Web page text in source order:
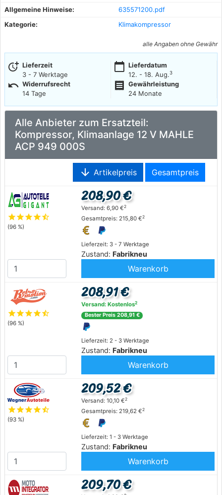
Allgemeine Hinweise:
635571200.pdf
Kategorie:
Klimakompressor
alle Angaben ohne Gewähr
more_time Lieferzeit
3 - 7 Werktage
calendar_today Lieferdatum
12. - 18. Aug.3
undo Widerrufsrecht
14 Tage
receipt
Gewährleistung
24 Monate
Alle Anbieter zum Ersatzteil:
Kompressor, Klimaanlage 12 V MAHLE
ACP 949 000S
arrow_downward Artikelpreis Gesamtpreis
starstarstarstarstar_half
(96 %)
Lieferzeit: 3 - 7 Werktage
Zustand: Fabrikneu
208,90 €
Versand: 6,90 €2
Gesamtpreis: 215,80 €2
Warenkorb
starstarstarstarstar_half
(96 %)
Lieferzeit: 2 - 3 Werktage
Zustand: Fabrikneu
208,91 €
Versand: Kostenlos2
Bester Preis 208,91 €
Warenkorb
starstarstarstarstar_half
(93 %)
Lieferzeit: 1 - 3 Werktage
Zustand: Fabrikneu
209,52 €
Versand: 10,10 €2
Gesamtpreis: 219,62 €2
Warenkorb
209,70 €